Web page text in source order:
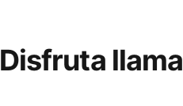
Disfruta